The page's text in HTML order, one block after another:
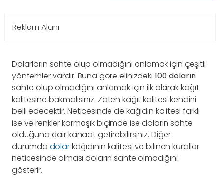
Reklam Alanı
Dolarların sahte olup olmadığını anlamak için çeşitli
yöntemler vardır. Buna göre elinizdeki 100 doların
sahte olup olmadığını anlamak için ilk olarak kağıt
kalitesine bakmalısınız. Zaten kağıt kalitesi kendini
belli edecektir. Neticesinde de kağıdın kalitesi farklı
ise ve renkler karmaşık biçimde ise doların sahte
olduğuna dair kanaat getirebilirsiniz. Diğer
durumda dolarkağıdının kalitesi ve bilinen kurallar
neticesinde olması doların sahte olmadığını
gösterir.